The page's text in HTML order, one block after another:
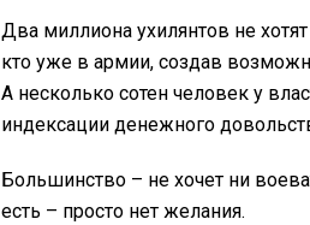
Два миллиона ухилянтов не
кто уже в армии, создав
А несколько сотен человек у
индексации денежного
Большинство – не хочет ни
есть – просто нет желания.